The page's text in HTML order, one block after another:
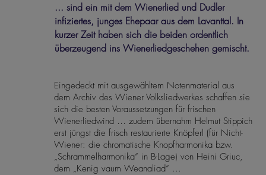
... sind ein mit dem Wienerlied und Dudler
infiziertes, junges Ehepaar aus dem Lavanttal. In
kurzer Zeit haben sich die beiden ordentlich
überzeugend ins Wienerliedgeschehen gemischt.
Eingedeckt mit ausgewähltem Notenmaterial aus
dem Archiv des Wiener Volksliedwerkes schaffen sie
sich die besten Voraussetzungen für frischen
Wienerliedwind … zudem übernahm Helmut Stippich
erst jüngst die frisch restaurierte Knöpferl (für Nicht-
Wiener: die chromatische Knopfharmonika bzw.
„Schrammelharmonika“ in B-Lage) von Heini Griuc,
dem „Kenig vaum Weanaliad“ …